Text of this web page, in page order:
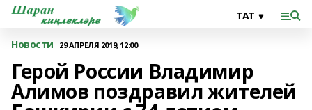
Новости 29 АПРЕЛЯ 2019, 12:00
Герой России Владимир
Алимов поздравил жителей